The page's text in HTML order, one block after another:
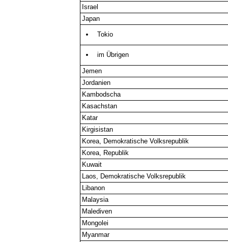
Israel
Japan
Tokio
im Übrigen
Jemen
Jordanien
Kambodscha
Kasachstan
Katar
Kirgisistan
Korea, Demokratische Volksrepublik
Korea, Republik
Kuwait
Laos, Demokratische Volksrepublik
Libanon
Malaysia
Malediven
Mongolei
Myanmar